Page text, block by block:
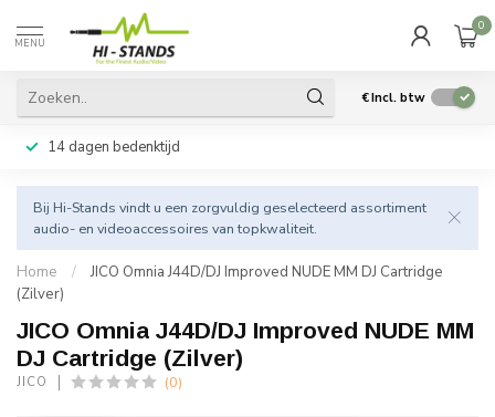
MENU
0
€Incl. btw
14 dagen bedenktijd
Bij Hi-Stands vindt u een zorgvuldig geselecteerd assortiment
audio- en videoaccessoires van topkwaliteit.
Home /
JICO Omnia J44D/DJ Improved NUDE MM DJ Cartridge
(Zilver)
JICO Omnia J44D/DJ Improved NUDE MM
DJ Cartridge (Zilver)
JICO (0)